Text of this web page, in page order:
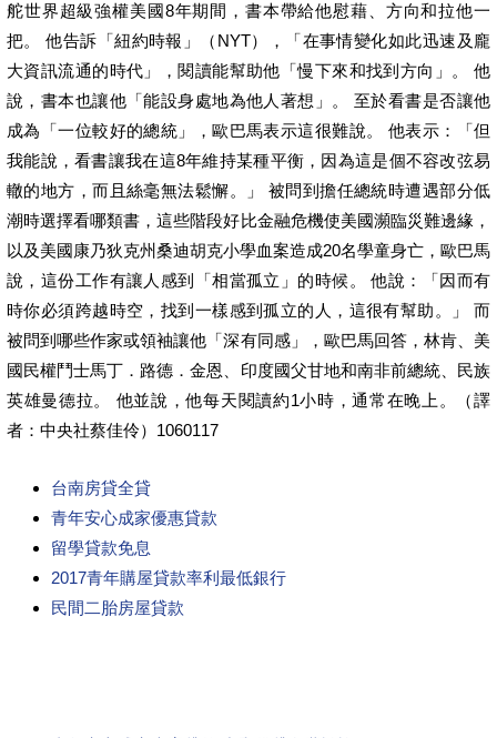
舵世界超級強權美國8年期間，書本帶給他慰藉、方向和拉他一
把。 他告訴「紐約時報」（NYT），「在事情變化如此迅速及龐
大資訊流通的時代」，閱讀能幫助他「慢下來和找到方向」。 他
說，書本也讓他「能設身處地為他人著想」。 至於看書是否讓他
成為「一位較好的總統」，歐巴馬表示這很難說。 他表示：「但
我能說，看書讓我在這8年維持某種平衡，因為這是個不容改弦易
轍的地方，而且絲毫無法鬆懈。」 被問到擔任總統時遭遇部分低
潮時選擇看哪類書，這些階段好比金融危機使美國瀕臨災難邊緣，
以及美國康乃狄克州桑迪胡克小學血案造成20名學童身亡，歐巴馬
說，這份工作有讓人感到「相當孤立」的時候。 他說：「因而有
時你必須跨越時空，找到一樣感到孤立的人，這很有幫助。」 而
被問到哪些作家或領袖讓他「深有同感」，歐巴馬回答，林肯、美
國民權鬥士馬丁．路德．金恩、印度國父甘地和南非前總統、民族
英雄曼德拉。 他並說，他每天閱讀約1小時，通常在晚上。（譯
者：中央社蔡佳伶）1060117
台南房貸全貸
青年安心成家優惠貸款
留學貸款免息
2017青年購屋貸款率利最低銀行
民間二胎房屋貸款